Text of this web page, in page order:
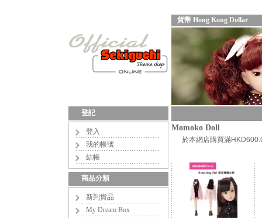
貨幣 Hong Kong Dollar
登記
登入
我的帳號
結帳
商品分類
新到貨品
My Dream Box
Momoko Doll
於本網店購買滿